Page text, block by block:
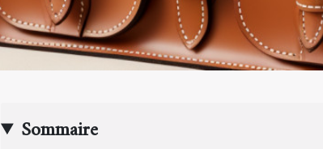
Sommaire